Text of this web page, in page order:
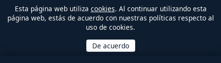
Esta página web utiliza cookies. Al continuar utilizando esta
página web, estás de acuerdo con nuestras políticas respecto al
uso de cookies.